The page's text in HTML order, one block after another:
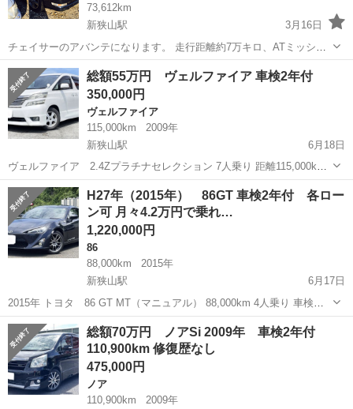
73,612km
新狭山駅
3月16日
チェイサーのアバンテになります。 走行距離約7万キロ、ATミッショ
ンになります。 不具合は特にございません。 車検無し 15万円 車検付
き 25万円 となります。 現金一括払いとなります。 多少なら値下げ可
能です。 現車...
埼玉 狭山市 新狭山駅 その他 チェイサー
総額55万円 ヴェルファイア 車検2年付
350,000円
ヴェルファイア
115,000km
2009年
新狭山駅
6月18日
ヴェルファイア 2.4Zプラチナセレクション 7人乗り 距離115,000km
ナビ、バックカメラ、ETC、後席モニター 両側パワースライドドア、
Bluetooth 車検2年付 大きな傷や凹みなし 機関良好 ...
埼玉 狭山市 新狭山駅 ヴェルファイア ローン
H27年（2015年） 86GT 車検2年付 各ロー
ン可 月々4.2万円で乗れ…
1,220,000円
86
88,000km
2015年
新狭山駅
6月17日
2015年 トヨタ 86 GT MT（マニュアル） 88,000km 4人乗り 車検整
備してから納車 純正ナビ バックカメラ ETC 自社ローン時、月々4.2万
円！！ 中古車ですので、ちょっ...
埼玉 狭山市 新狭山駅
総額70万円 ノアSi 2009年 車検2年付
110,900km 修復歴なし
475,000円
ノア
110,900km
2009年